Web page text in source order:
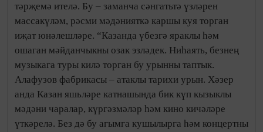
тәрҗемә ителә. Бу – заманча сәнгатьтә үзләрен
массакүләм, рәсми мәдәнияткә каршы куя торган
иҗат юнәлешләре. “Казанда үбезгә яраклы һәм
ошаган мәйданчыкны озак эзләдек. Ниһаять, безнең
музыкага туры килә торган бу урынны таптык.
Алафузов фабрикасы – атаклы тарихи урын. Хәзер
анда Казан яшьләре катнашында бик күп кызыклы
мәдәни чаралар, күргәзмәләр һәм кино кичәләре
үткәрелә. Без дә бу агымга кушылырга һәм концертны